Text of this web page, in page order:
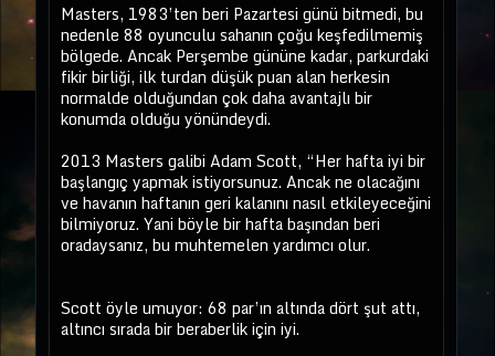
Masters, 1983’ten beri Pazartesi günü bitmedi, bu
nedenle 88 oyunculu sahanın çoğu keşfedilmemiş
bölgede. Ancak Perşembe gününe kadar, parkurdaki
fikir birliği, ilk turdan düşük puan alan herkesin
normalde olduğundan çok daha avantajlı bir
konumda olduğu yönündeydi.
2013 Masters galibi Adam Scott, “Her hafta iyi bir
başlangıç yapmak istiyorsunuz. Ancak ne olacağını
ve havanın haftanın geri kalanını nasıl etkileyeceğini
bilmiyoruz. Yani böyle bir hafta başından beri
oradaysanız, bu muhtemelen yardımcı olur.
Scott öyle umuyor: 68 par’ın altında dört şut attı,
altıncı sırada bir beraberlik için iyi.